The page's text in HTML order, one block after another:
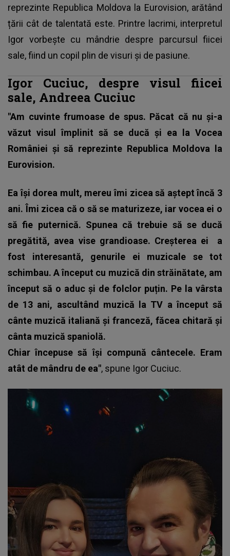
reprezinte Republica Moldova la Eurovision, arătând
țării cât de talentată este. Printre lacrimi, interpretul
Igor vorbește cu mândrie despre parcursul fiicei
sale, fiind un copil plin de visuri și de pasiune.
Igor Cuciuc, despre visul fiicei
sale, Andreea Cuciuc
"Am cuvinte frumoase de spus. Păcat că nu și-a
văzut visul împlinit să se ducă și ea la Vocea
României și să reprezinte Republica Moldova la
Eurovision.
Ea își dorea mult, mereu îmi zicea să aștept încă 3
ani. Îmi zicea că o să se maturizeze, iar vocea ei o
să fie puternică. Spunea că trebuie să se ducă
pregătită, avea vise grandioase. Creșterea ei a
fost interesantă, genurile ei muzicale se tot
schimbau. A început cu muzică din străinătate, am
început să o aduc și de folclor puțin. Pe la vârsta
de 13 ani, ascultând muzică la TV a început să
cânte muzică italiană și franceză, făcea chitară și
cânta muzică spaniolă.
Chiar începuse să își compună cântecele. Eram
atât de mândru de ea", spune Igor Cuciuc.